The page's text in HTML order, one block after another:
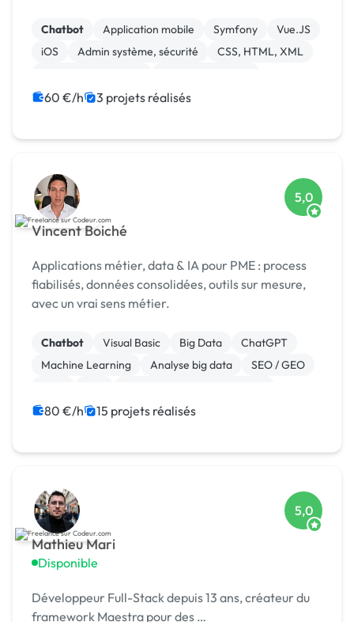
Chatbot Application mobile Symfony
Vue.JS
iOS
Admin système, sécurité
CSS, HTML, XML
Landing page
60 €/h 3 projets réalisés
Vincent Boiché
5,0
Applications métier, data & IA pour PME : process
fiabilisés, données consolidées, outils sur mesure,
avec un vrai sens métier.
Chatbot Visual Basic Big Data
ChatGPT
Machine Learning
Analyse big data
SEO / GEO
80 €/h 15 projets réalisés
Mathieu Mari
Disponible
5,0
Développeur Full-Stack depuis 13 ans, créateur du
framework Maestra pour des …